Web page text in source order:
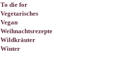
To die for
Vegetarisches
Vegan
Weihnachtsrezepte
Wildkräuter
Winter